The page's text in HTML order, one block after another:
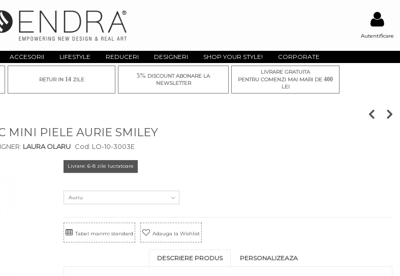
Autentificare
ACCESORII LIFESTYLE REDUCERI DESIGNERI SHOP YOUR STYLE! CORPORATE
RETUR IN 14ZILE
5% DISCOUNT ABONARE LA
NEWSLETTER
LIVRARE GRATUITA
PENTRU COMENZI MAI MARI DE 400
LEI
MINI PIELE AURIE SMILEY
LAURA OLARU Cod: LO-10-3003E
Livrare: 6-8 zile lucratoare
Auriu
Tabel marimi standard Adauga la Wishlist
DESCRIERE PRODUS PERSONALIZEAZA